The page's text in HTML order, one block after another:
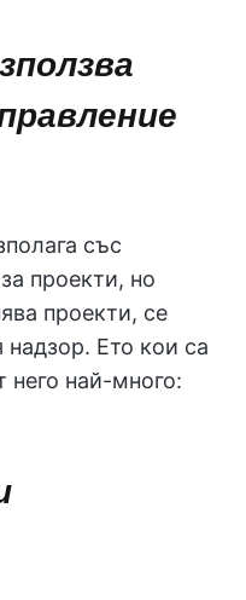
със
проекти, но
проекти, се
надзор. Ето кои са
него най-много: